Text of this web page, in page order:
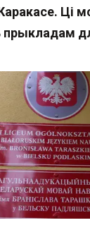
Ці
прыкладам